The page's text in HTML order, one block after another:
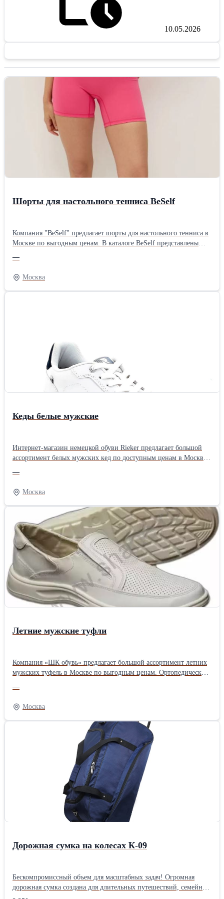
10.05.2026
Шорты для настольного тенниса BeSelf
Компания "BeSelf" предлагает шорты для настольного тенниса в
Москве по выгодным ценам. В каталоге BeSelf представлены
варианты в разных цветах и размерах — от 2XS до 3XL.
Ознакомиться с информацией Вы можете на нашем сайте
—
Москва
Кеды белые мужские
Интернет-магазин немецкой обуви Rieker предлагает большой
ассортимент белых мужских кед по доступным ценам в Москве.
искусственной кожи как на лето, так и демисезон. Ознакомиться
с коллекцией Вы можете на нашем сайте
—
Москва
Летние мужские туфли
Компания «ШК обувь» предлагает большой ассортимент летних
мужских туфель в Москве по выгодным ценам. Ортопедические
Обувь из натуральной кожи неприхотлива в уходе и устойчива к
деформации Ознакомиться с каталогом Вы можете на нашем
сайте
—
Москва
Дорожная сумка на колесах К-09
Бескомпромиссный объем для масштабных задач! Огромная
дорожная сумка создана для длительных путешествий, семейных
поездок, командировок и спортивных соревнований. Главное